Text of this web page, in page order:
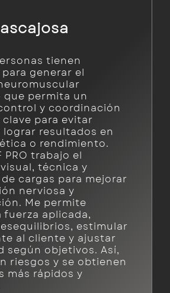
tienen
generar el
que permita un
y coordinación
para evitar
lograr resultados en
o rendimiento.
PRO trabajo el
técnica y
cargas para mejorar
nerviosa y
Me permite
fuerza aplicada,
estimular
al cliente y ajustar
según objetivos. Así,
riesgos y se obtienen
más rápidos y